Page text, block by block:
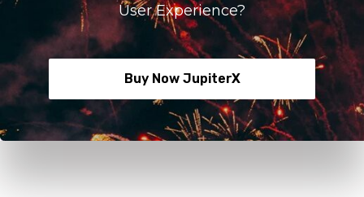
User Experience?
Buy Now JupiterX